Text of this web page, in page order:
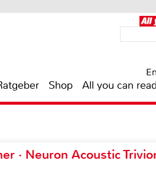
Shop All you can read
· Neuron Acoustic